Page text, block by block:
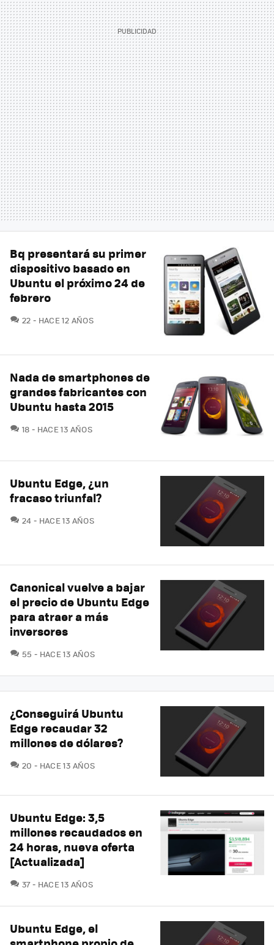
Bq presentará su primer
dispositivo basado en
Ubuntu el próximo 24 de
febrero
22 COMENTARIOS
HACE 12 AÑOS
Nada de smartphones de
grandes fabricantes con
Ubuntu hasta 2015
18 COMENTARIOS
HACE 13 AÑOS
Ubuntu Edge, ¿un
fracaso triunfal?
24 COMENTARIOS
HACE 13 AÑOS
Canonical vuelve a bajar
el precio de Ubuntu Edge
para atraer a más
inversores
55 COMENTARIOS
HACE 13 AÑOS
¿Conseguirá Ubuntu
Edge recaudar 32
millones de dólares?
20 COMENTARIOS
HACE 13 AÑOS
Ubuntu Edge: 3,5
millones recaudados en
24 horas, nueva oferta
[Actualizada]
37COMENTARIOS
HACE 13 AÑOS
Ubuntu Edge, el